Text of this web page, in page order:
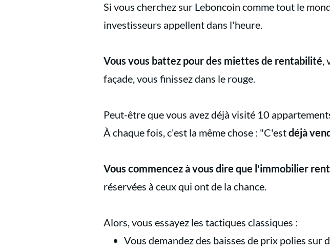
Si vous cherchez sur Leboncoin comme tout le
investisseurs appellent dans l'heure.
Vous vous battez pour des miettes de rentabilité,
façade, vous finissez dans le rouge.
Peut-être que vous avez déjà visité 10
À chaque fois, c'est la même chose : "C'estdéjà
Vous commencez à vous dire que l'immobilier
réservées à ceux qui ont de la chance.
Alors, vous essayez les tactiques classiques :
Vous demandez des baisses de prix polies sur